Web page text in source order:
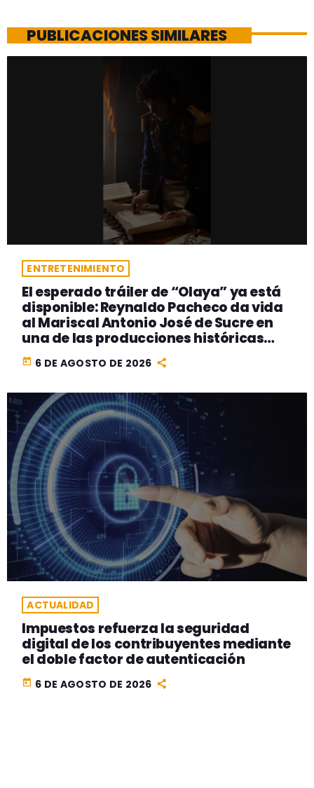
PUBLICACIONES SIMILARES
ENTRETENIMIENTO
El esperado tráiler de “Olaya” ya está
disponible: Reynaldo Pacheco da vida
al Mariscal Antonio José de Sucre en
una de las producciones históricas
más ambiciosas del cine peruano
today 6 DE AGOSTO DE 2026
ACTUALIDAD
Impuestos refuerza la seguridad
digital de los contribuyentes mediante
el doble factor de autenticación
today 6 DE AGOSTO DE 2026